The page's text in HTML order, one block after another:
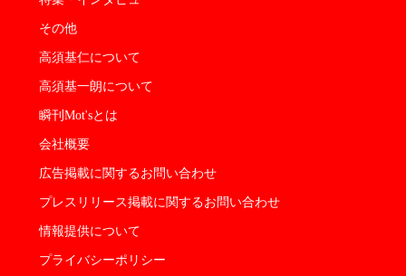
その他
高須基仁について
高須基一朗について
瞬刊Mot'sとは
会社概要
広告掲載に関するお問い合わせ
プレスリリース掲載に関するお問い合わせ
情報提供について
プライバシーポリシー